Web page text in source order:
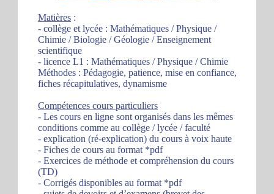
Matières :
- collège et lycée : Mathématiques / Physique /
Chimie / Biologie / Géologie / Enseignement
scientifique
- licence L1 : Mathématiques / Physique / Chimie
Méthodes : Pédagogie, patience, mise en confiance,
fiches récapitulatives, dynamisme
Compétences cours particuliers
- Les cours en ligne sont organisés dans les mêmes
conditions comme au collège / lycée / faculté
- explication (ré-explication) du cours à voix haute
- Fiches de cours au format *pdf
- Exercices de méthode et compréhension du cours
(TD)
- Corrigés disponibles au format *pdf